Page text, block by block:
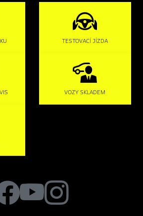
TESTOVACÍ JÍZDA
VOZY SKLADEM